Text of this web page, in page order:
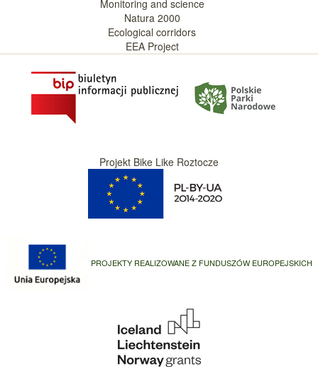
Monitoring and science
Natura 2000
Ecological corridors
EEA Project
Projekt Bike Like Roztocze
PROJEKTY REALIZOWANE Z FUNDUSZÓW EUROPEJSKICH